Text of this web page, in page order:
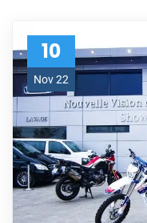
10
Nov 22